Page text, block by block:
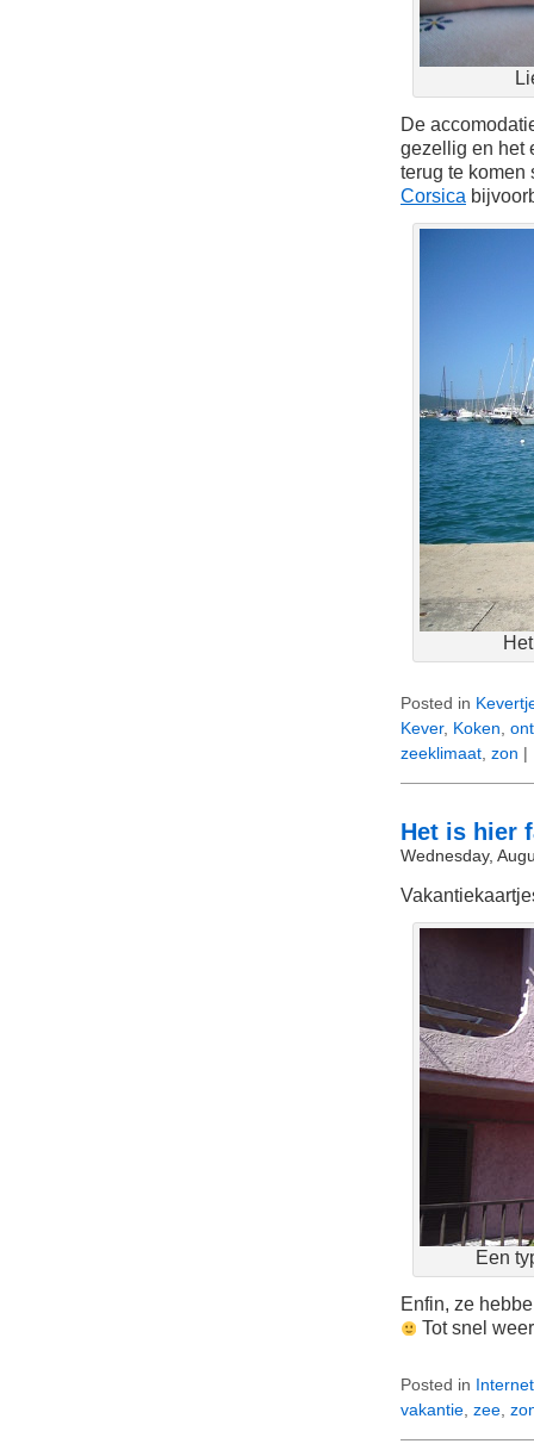
De
gezellig en het
terug te komen
Corsica
Posted in
Kever, Koken
zeeklimaat zon |
Het is hier
Wednesday,
Een
Enfin, ze
Tot snel
Posted in Internet
vakantie zee